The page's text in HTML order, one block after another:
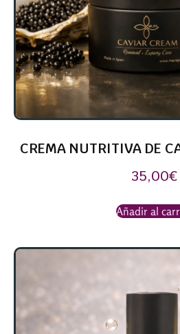
CREMA NUTRITIVA DE
35,00€
Añadir al